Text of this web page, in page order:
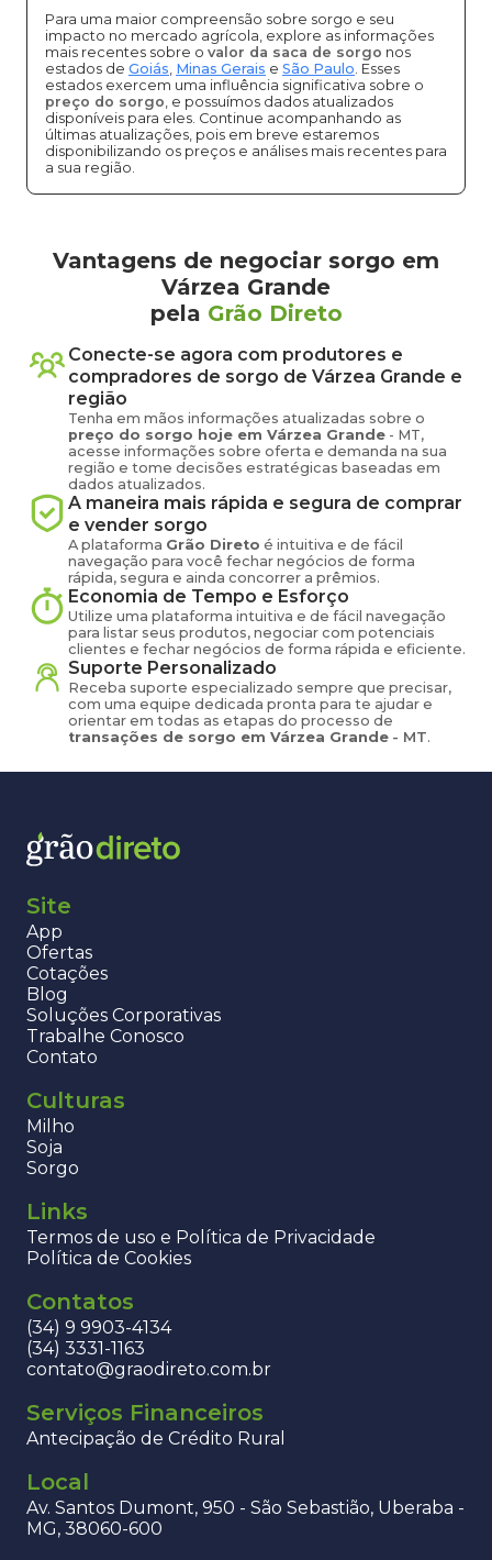
Para uma maior compreensão sobre sorgo e seu
impacto no mercado agrícola, explore as informações
mais recentes sobre o valor da saca de sorgo nos
estados de Goiás, Minas Gerais e São Paulo. Esses
estados exercem uma influência significativa sobre o
preço do sorgo, e possuímos dados atualizados
disponíveis para eles. Continue acompanhando as
últimas atualizações, pois em breve estaremos
disponibilizando os preços e análises mais recentes para
a sua região.
Vantagens de negociar sorgo em
Várzea Grande
pela Grão Direto
Conecte-se agora com produtores e
compradores de sorgo de Várzea Grande e
região
Tenha em mãos informações atualizadas sobre o
preço do sorgo hoje em Várzea Grande - MT,
acesse informações sobre oferta e demanda na sua
região e tome decisões estratégicas baseadas em
dados atualizados.
A maneira mais rápida e segura de comprar
e vender sorgo
A plataforma Grão Direto é intuitiva e de fácil
navegação para você fechar negócios de forma
rápida, segura e ainda concorrer a prêmios.
Economia de Tempo e Esforço
Utilize uma plataforma intuitiva e de fácil navegação
para listar seus produtos, negociar com potenciais
clientes e fechar negócios de forma rápida e eficiente.
Suporte Personalizado
Receba suporte especializado sempre que precisar,
com uma equipe dedicada pronta para te ajudar e
orientar em todas as etapas do processo de
transações de sorgo em Várzea Grande - MT.
Site
App
Ofertas
Cotações
Blog
Soluções Corporativas
Trabalhe Conosco
Contato
Culturas
Milho
Soja
Sorgo
Links
Termos de uso e Política de Privacidade
Política de Cookies
Contatos
(34) 9 9903-4134
(34) 3331-1163
contato@graodireto.com.br
Serviços Financeiros
Antecipação de Crédito Rural
Local
Av. Santos Dumont, 950 - São Sebastião, Uberaba -
MG, 38060-600